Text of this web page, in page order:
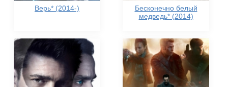
Верь* (2014-)
Бесконечно белый
медведь* (2014)